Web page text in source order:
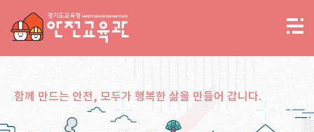
함께 만드는 안전, 모두가 행복한 삶을 만들어 갑니다.